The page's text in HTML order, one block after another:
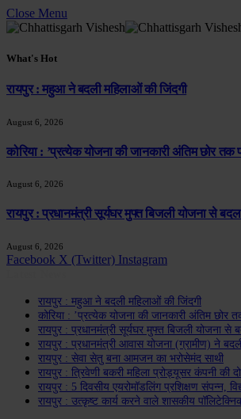
Close Menu
What's Hot
रायपुर : महुआ ने बदली महिलाओं की जिंदगी
August 6, 2026
कोरिया : ’प्रत्येक योजना की जानकारी अंतिम छोर
August 6, 2026
रायपुर : प्रधानमंत्री सूर्यघर मुफ्त बिजली योजना से बदल
August 6, 2026
Facebook X (Twitter) Instagram
रायपुर : महुआ ने बदली महिलाओं की जिंदगी
कोरिया : ’प्रत्येक योजना की जानकारी अंतिम छोर
रायपुर : प्रधानमंत्री सूर्यघर मुफ्त बिजली योजना से
रायपुर : प्रधानमंत्री आवास योजना (ग्रामीण) ने
रायपुर : सेवा सेतु बना आमजन का भरोसेमंद साथी
रायपुर : त्रिवेणी बकरी महिला प्रोड्यूसर कंपनी की
रायपुर : 5 दिवसीय एयरोमॉडलिंग प्रशिक्षण संपन्न,
रायपुर : उत्कृष्ट कार्य करने वाले शासकीय